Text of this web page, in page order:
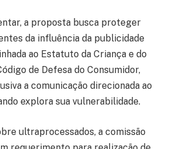
a proposta busca proteger
da influência da publicidade
ao Estatuto da Criança e do
de Defesa do Consumidor,
a comunicação direcionada ao
explora sua vulnerabilidade.
ultraprocessados, a comissão